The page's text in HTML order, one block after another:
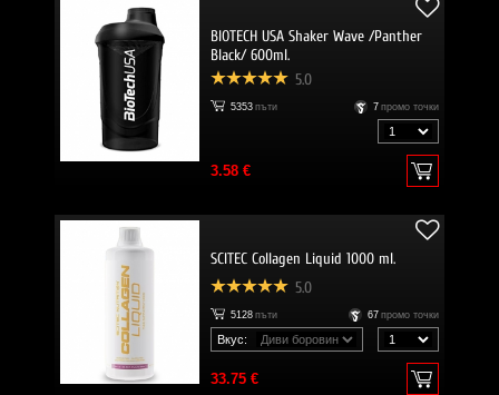
BIOTECH USA Shaker Wave /Panther
Black/ 600ml.
5.0
5353 пъти 7 промо точки
3.58 €
SCITEC Collagen Liquid 1000 ml.
5.0
5128 пъти 67 промо точки
Вкус:
33.75 €